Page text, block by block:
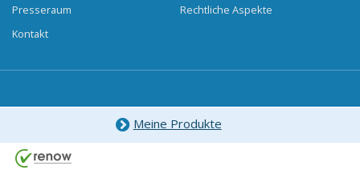
Presseraum
Kontakt
Rechtliche Aspekte
Meine Produkte